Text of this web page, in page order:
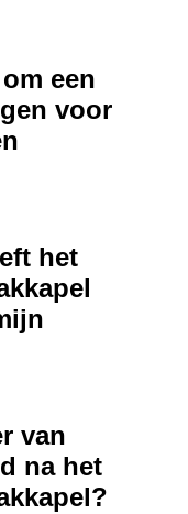
een
voor
het
van
na het